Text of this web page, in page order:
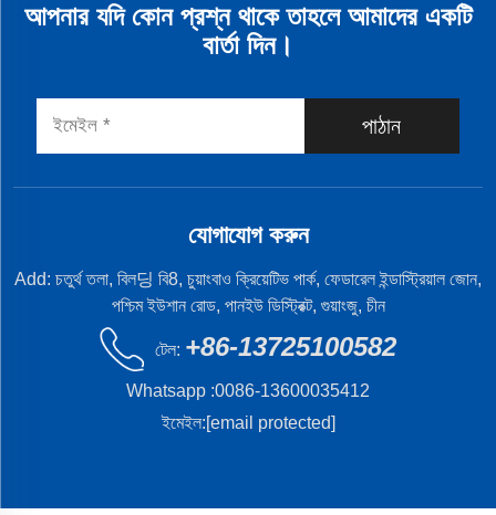
আপনার যদি কোন প্রশ্ন থাকে তাহলে আমাদের একটি
বার্তা দিন।
পাঠান
যোগাযোগ করুন
Add: চতুর্থ তলা, বিল딩 বি8, চুয়াংবাও ক্রিয়েটিভ পার্ক, ফেডারেল ইন্ডাস্ট্রিয়াল জোন,
পশ্চিম ইউশান রোড, পানইউ ডিস্ট্রিক্ট, গুয়াংজু, চীন
টেল: +86-13725100582
Whatsapp :0086-13600035412
ইমেইল:[email protected]